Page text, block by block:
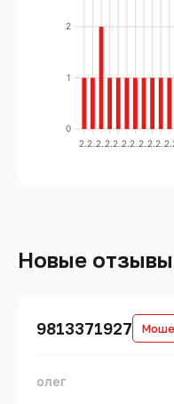
0
1
2
2..2..2..2..2..2..2..2..2..2..2..
Новые отзывы
9813371927
олег